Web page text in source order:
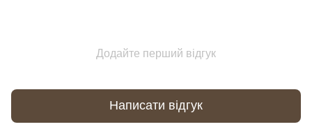
Додайте перший відгук
Написати відгук